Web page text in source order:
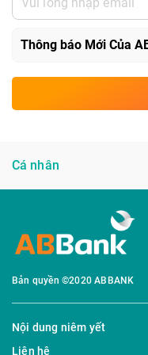
Cá nhân
Bản quyền ©2020 ABBANK
Nội dung niêm yết
Liên hệ